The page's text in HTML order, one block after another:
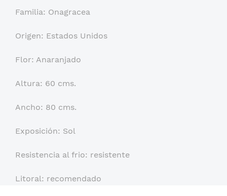
Familia: Onagracea
Origen: Estados Unidos
Flor: Anaranjado
Altura: 60 cms.
Ancho: 80 cms.
Exposición: Sol
Resistencia al frio: resistente
Litoral: recomendado